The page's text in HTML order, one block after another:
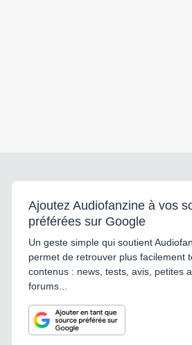
Ajoutez Audiofanzine à vos
préférées sur Google
Un geste simple qui soutient
permet de retrouver plus facilement
contenus : news, tests, avis, petites
forums...